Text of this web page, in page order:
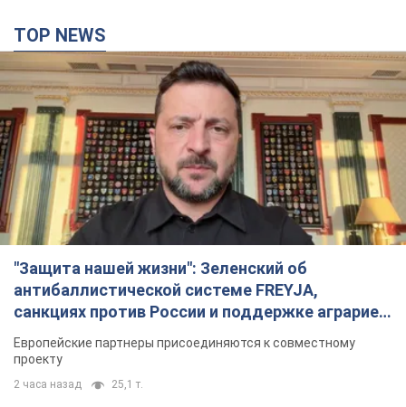
TOP NEWS
"Защита нашей жизни": Зеленский об
антибаллистической системе FREYJA,
санкциях против России и поддержке аграриев.
Видео
Европейские партнеры присоединяются к совместному
проекту
2 часа назад 25,1 т.